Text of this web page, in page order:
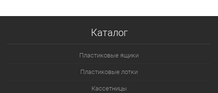
Каталог
Пластиковые ящики
Пластиковые лотки
Кассетницы